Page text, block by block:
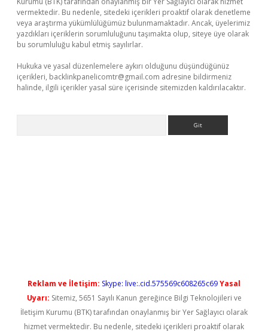
vermektedir. Bu nedenle, sitedeki içerikleri proaktif olarak denetleme
veya araştırma yükümlülüğümüz bulunmamaktadır. Ancak, üyelerimiz
yazdıkları içeriklerin sorumluluğunu taşımakta olup, siteye üye olarak
bu sorumluluğu kabul etmiş sayılırlar.
Hukuka ve yasal düzenlemelere aykırı olduğunu düşündüğünüz
içerikleri, backlinkpanelicomtr@gmail.com adresine bildirmeniz
halinde, ilgili içerikler yasal süre içerisinde sitemizden kaldırılacaktır.
Reklam ve İletişim: Skype: live:.cid.575569c608265c69Yasal
Uyarı: Sitemiz, 5651 Sayılı Kanun gereğince Bilgi Teknolojileri ve
İletişim Kurumu (BTK) tarafından onaylanmış bir Yer Sağlayıcı olarak
hizmet vermektedir. Bu nedenle, sitedeki içerikleri proaktif olarak